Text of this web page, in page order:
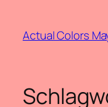
springen
Actual Colors